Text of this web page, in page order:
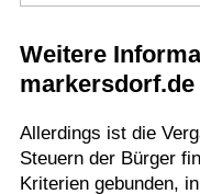
Weitere
markersdorf.de
Allerdings ist die
Steuern der Bürger
Kriterien gebunden,